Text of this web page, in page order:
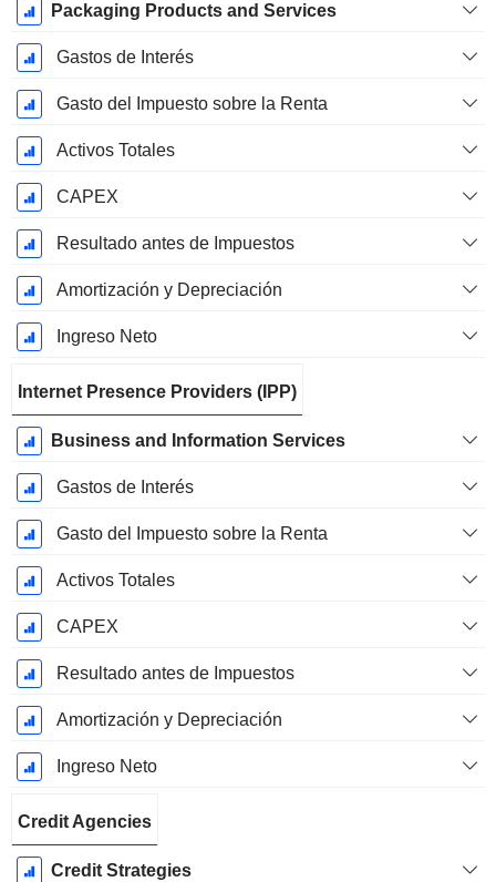
Packaging Products and Services
Gastos de Interés
Gasto del Impuesto sobre la Renta
Activos Totales
CAPEX
Resultado antes de Impuestos
Amortización y Depreciación
Ingreso Neto
Internet Presence Providers (IPP)
Business and Information Services
Gastos de Interés
Gasto del Impuesto sobre la Renta
Activos Totales
CAPEX
Resultado antes de Impuestos
Amortización y Depreciación
Ingreso Neto
Credit Agencies
Credit Strategies